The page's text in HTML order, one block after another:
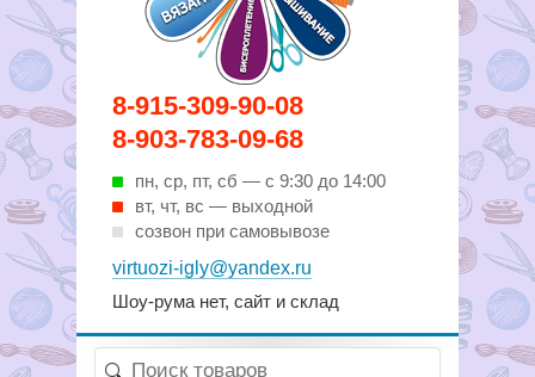
8-915-309-90-08
8-903-783-09-68
пн, ср, пт, cб — с 9:30 до 14:00
вт, чт, вс — выходной
созвон при самовывозе
virtuozi-igly@yandex.ru
Шоу-рума нет, сайт и склад
Вирутозы иглы. Товары для
шитья и рукоделья